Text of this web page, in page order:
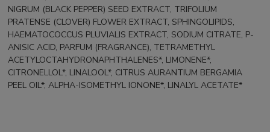
NIGRUM (BLACK PEPPER) SEED EXTRACT, TRIFOLIUM
PRATENSE (CLOVER) FLOWER EXTRACT, SPHINGOLIPIDS,
HAEMATOCOCCUS PLUVIALIS EXTRACT, SODIUM CITRATE, P-
ANISIC ACID, PARFUM (FRAGRANCE), TETRAMETHYL
ACETYLOCTAHYDRONAPHTHALENES*, LIMONENE*,
CITRONELLOL*, LINALOOL*, CITRUS AURANTIUM BERGAMIA
PEEL OIL*, ALPHA-ISOMETHYL IONONE*, LINALYL ACETATE*